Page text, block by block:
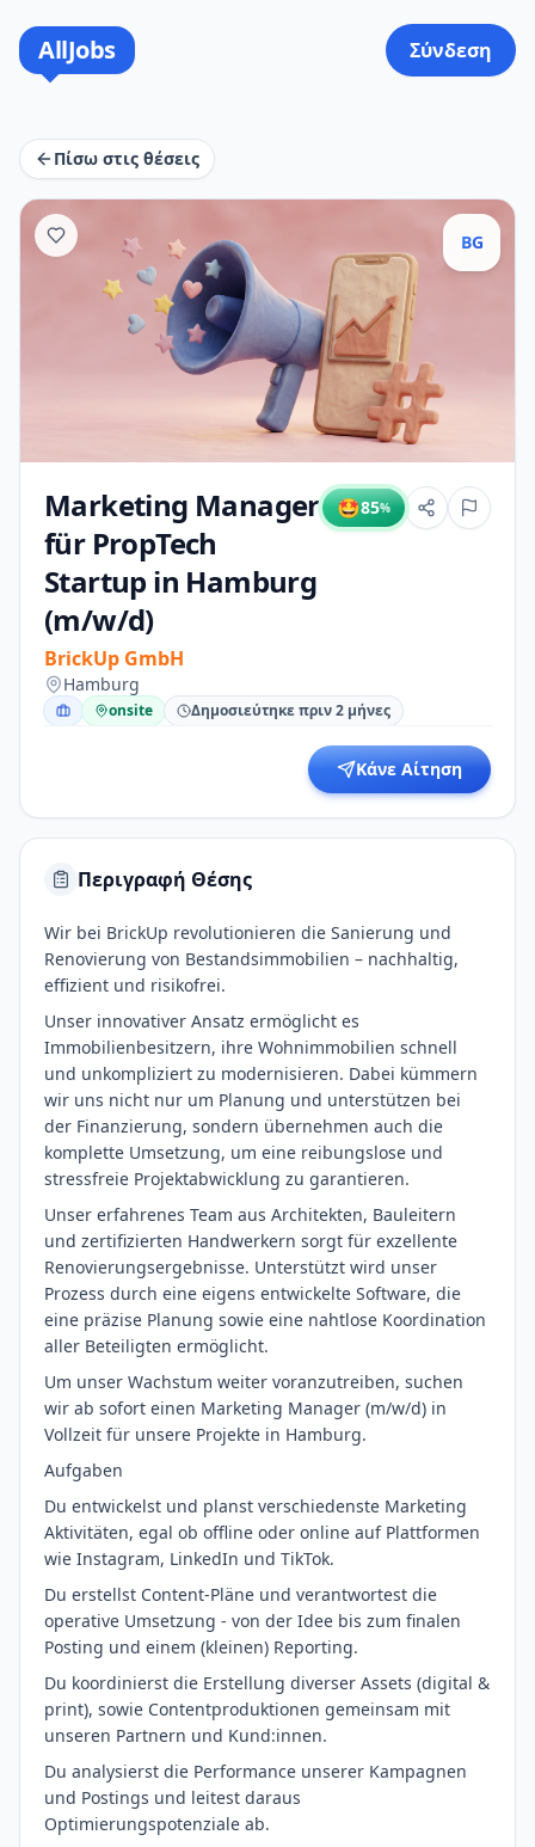
AllJobs Σύνδεση
Πίσω στις θέσεις
BG
Marketing Manager
für PropTech
Startup in Hamburg
(m/w/d)
BrickUp GmbH
🤩85%
Hamburg
onsite Δημοσιεύτηκε πριν 2 μήνες
Κάνε Αίτηση
Περιγραφή Θέσης
Wir bei BrickUp revolutionieren die Sanierung und
Renovierung von Bestandsimmobilien – nachhaltig,
effizient und risikofrei.
Unser innovativer Ansatz ermöglicht es
Immobilienbesitzern, ihre Wohnimmobilien schnell
und unkompliziert zu modernisieren. Dabei kümmern
wir uns nicht nur um Planung und unterstützen bei
der Finanzierung, sondern übernehmen auch die
komplette Umsetzung, um eine reibungslose und
stressfreie Projektabwicklung zu garantieren.
Unser erfahrenes Team aus Architekten, Bauleitern
und zertifizierten Handwerkern sorgt für exzellente
Renovierungsergebnisse. Unterstützt wird unser
Prozess durch eine eigens entwickelte Software, die
eine präzise Planung sowie eine nahtlose Koordination
aller Beteiligten ermöglicht.
Um unser Wachstum weiter voranzutreiben, suchen
wir ab sofort einen Marketing Manager (m/w/d) in
Vollzeit für unsere Projekte in Hamburg.
Aufgaben
Du entwickelst und planst verschiedenste Marketing
Aktivitäten, egal ob offline oder online auf Plattformen
wie Instagram, LinkedIn und TikTok.
Du erstellst Content-Pläne und verantwortest die
operative Umsetzung - von der Idee bis zum finalen
Posting und einem (kleinen) Reporting.
Du koordinierst die Erstellung diverser Assets (digital &
print), sowie Contentproduktionen gemeinsam mit
unseren Partnern und Kund:innen.
Du analysierst die Performance unserer Kampagnen
und Postings und leitest daraus
Optimierungspotenziale ab.